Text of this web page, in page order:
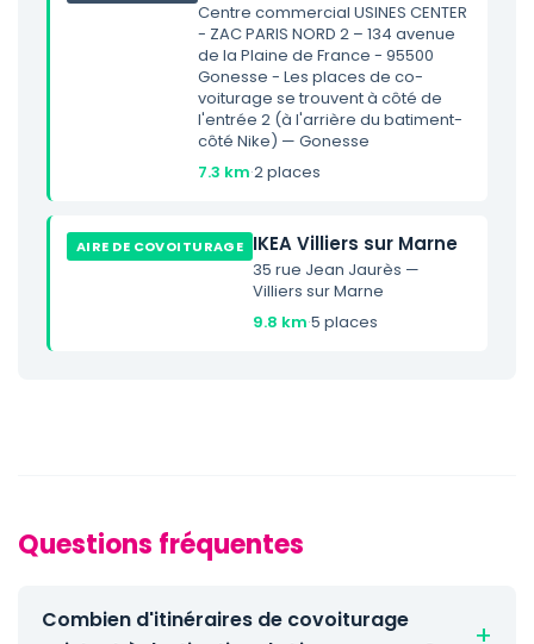
Centre commercial USINES CENTER
- ZAC PARIS NORD 2 – 134 avenue
de la Plaine de France - 95500
Gonesse - Les places de co-
voiturage se trouvent à côté de
l'entrée 2 (à l'arrière du batiment-
côté Nike) — Gonesse
7.3 km·2 places
AIRE DE COVOITURAGE IKEA Villiers sur Marne
35 rue Jean Jaurès —
Villiers sur Marne
9.8 km·5 places
Questions fréquentes
Combien d'itinéraires de covoiturage